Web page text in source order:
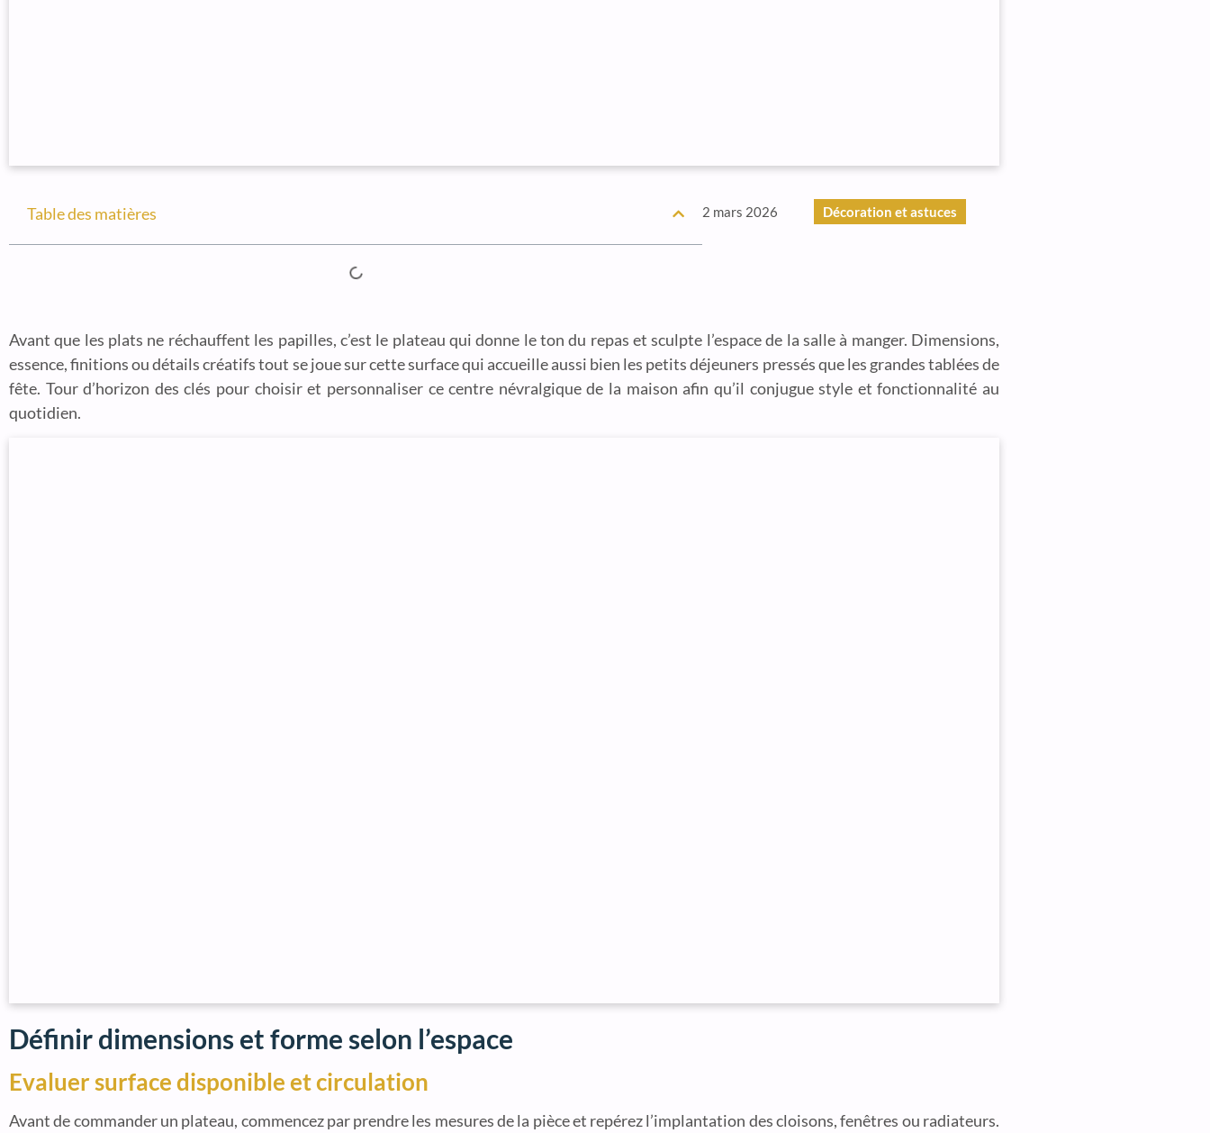
Table des matières 2 mars 2026 Décoration et astuces
Avant que les plats ne réchauffent les papilles, c’est le plateau qui donne le ton du repas et sculpte l’espace de la salle à manger. Dimensions,
essence, finitions ou détails créatifs tout se joue sur cette surface qui accueille aussi bien les petits déjeuners pressés que les grandes tablées de
fête. Tour d’horizon des clés pour choisir et personnaliser ce centre névralgique de la maison afin qu’il conjugue style et fonctionnalité au
quotidien.
Définir dimensions et forme selon l’espace
Evaluer surface disponible et circulation
Avant de commander un plateau, commencez par prendre les mesures de la pièce et repérez l’implantation des cloisons, fenêtres ou radiateurs.